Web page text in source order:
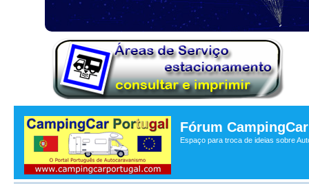
Fórum
Espaço para troca de ideias sobre